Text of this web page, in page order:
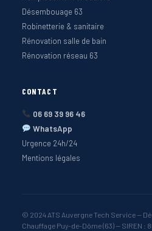
Désembouage 63
Robinetterie & sanitaire
Rénovation salle de bain
Rénovation réseau 63
CONTACT
06 69 39 96 46
WhatsApp
Urgence 24h/24
Mentions légales
© 2024 ATS Auvergne Tech Service —
Chauffage Puy-de-Dôme (63) — SIREN :